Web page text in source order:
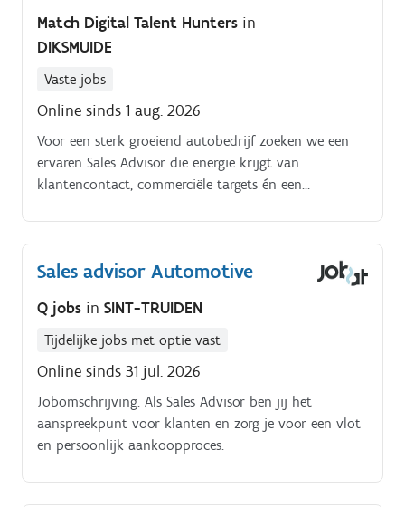
Match Digital Talent Hunters in
DIKSMUIDE
Vaste jobs
Online sinds 1 aug. 2026
Voor een sterk groeiend autobedrijf zoeken we een
ervaren Sales Advisor die energie krijgt van
klantencontact, commerciële targets én een
Sales advisor Automotive
Q jobs in SINT-TRUIDEN
Tijdelijke jobs met optie vast
Online sinds 31 jul. 2026
Jobomschrijving. Als Sales Advisor ben jij het
aanspreekpunt voor klanten en zorg je voor een vlot
en persoonlijk aankoopproces.